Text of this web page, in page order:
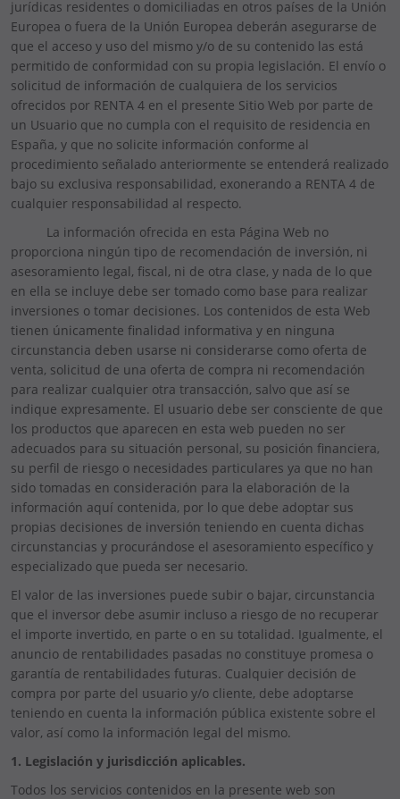
jurídicas residentes o domiciliadas en otros países de la Unión
Europea o fuera de la Unión Europea deberán asegurarse de
que el acceso y uso del mismo y/o de su contenido las está
permitido de conformidad con su propia legislación. El envío o
solicitud de información de cualquiera de los servicios
ofrecidos por RENTA 4 en el presente Sitio Web por parte de
un Usuario que no cumpla con el requisito de residencia en
España, y que no solicite información conforme al
procedimiento señalado anteriormente se entenderá realizado
bajo su exclusiva responsabilidad, exonerando a RENTA 4 de
cualquier responsabilidad al respecto.
La información ofrecida en esta Página Web no
proporciona ningún tipo de recomendación de inversión, ni
asesoramiento legal, fiscal, ni de otra clase, y nada de lo que
en ella se incluye debe ser tomado como base para realizar
inversiones o tomar decisiones. Los contenidos de esta Web
tienen únicamente finalidad informativa y en ninguna
circunstancia deben usarse ni considerarse como oferta de
venta, solicitud de una oferta de compra ni recomendación
para realizar cualquier otra transacción, salvo que así se
indique expresamente. El usuario debe ser consciente de que
los productos que aparecen en esta web pueden no ser
adecuados para su situación personal, su posición financiera,
su perfil de riesgo o necesidades particulares ya que no han
sido tomadas en consideración para la elaboración de la
información aquí contenida, por lo que debe adoptar sus
propias decisiones de inversión teniendo en cuenta dichas
circunstancias y procurándose el asesoramiento específico y
especializado que pueda ser necesario.
El valor de las inversiones puede subir o bajar, circunstancia
que el inversor debe asumir incluso a riesgo de no recuperar
el importe invertido, en parte o en su totalidad. Igualmente, el
anuncio de rentabilidades pasadas no constituye promesa o
garantía de rentabilidades futuras. Cualquier decisión de
compra por parte del usuario y/o cliente, debe adoptarse
teniendo en cuenta la información pública existente sobre el
valor, así como la información legal del mismo.
1. Legislación y jurisdicción aplicables.
Todos los servicios contenidos en la presente web son